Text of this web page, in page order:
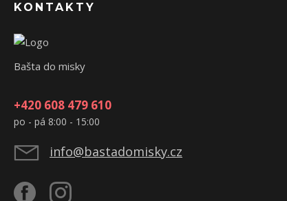
KONTAKTY
Bašta do misky
+420 608 479 610
po - pá 8:00 - 15:00
info@bastadomisky.cz